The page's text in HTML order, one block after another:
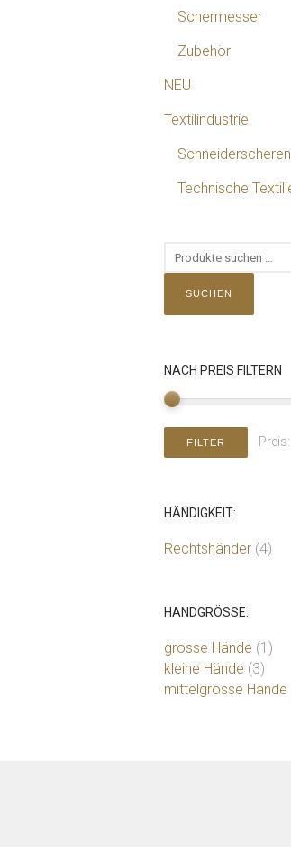
Schermesser
Zubehör
NEU
Textilindustrie
Schneiderscheren
Technische
SUCHEN
NACH PREIS FILTERN
FILTER Preis:
HÄNDIGKEIT:
Rechtshänder (4)
HANDGRÖSSE:
grosse Hände (1)
kleine Hände (3)
mittelgrosse Hände